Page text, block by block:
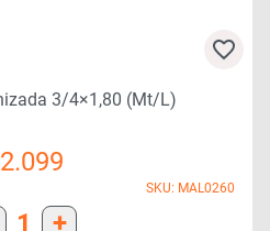
3/4×1,80 (mt/l)
2.099
SKU: MAL0260
1 +